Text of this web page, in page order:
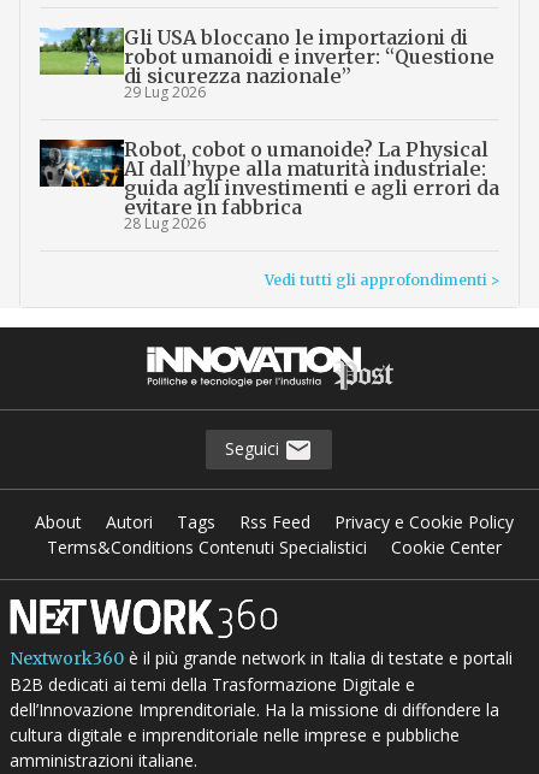
Gli USA bloccano le importazioni di
robot umanoidi e inverter: “Questione
di sicurezza nazionale”
29 Lug 2026
Robot, cobot o umanoide? La Physical
AI dall’hype alla maturità industriale:
guida agli investimenti e agli errori da
evitare in fabbrica
28 Lug 2026
Vedi tutti gli approfondimenti >
Seguici
About Autori Tags Rss Feed
Privacy e Cookie Policy
Terms&Conditions Contenuti Specialistici
Cookie Center
Nextwork360è il più grande network in Italia di testate e portali
B2B dedicati ai temi della Trasformazione Digitale e
dell’Innovazione Imprenditoriale. Ha la missione di diffondere la
cultura digitale e imprenditoriale nelle imprese e pubbliche
amministrazioni italiane.